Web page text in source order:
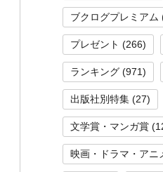
ブクログプレミアム
プレゼント (266)
ランキング (971)
出版社別特集 (27)
文学賞・マンガ賞
映画・ドラマ・アニ